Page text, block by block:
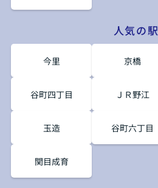
人気の駅
今里 京橋
谷町四丁目 ＪＲ野江
玉造 谷町六丁目
関目成育